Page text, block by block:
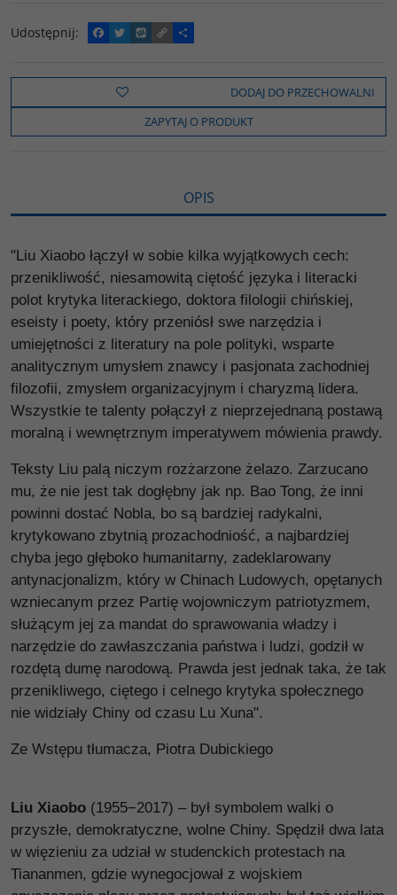
Udostępnij:
F
a
e
o
k
T
w
t
t
e
W
y
o
C
o
y
i
n
k
P
o
z
e
l
s
DODAJ DO PRZECHOWALNI
ZAPYTAJ O PRODUKT
OPIS
"Liu Xiaobo łączył w sobie kilka wyjątkowych cech:
przenikliwość, niesamowitą ciętość języka i literacki
polot krytyka literackiego, doktora filologii chińskiej,
eseisty i poety, który przeniósł swe narzędzia i
umiejętności z literatury na pole polityki, wsparte
analitycznym umysłem znawcy i pasjonata zachodniej
filozofii, zmysłem organizacyjnym i charyzmą lidera.
Wszystkie te talenty połączył z nieprzejednaną postawą
moralną i wewnętrznym imperatywem mówienia prawdy.
Teksty Liu palą niczym rozżarzone żelazo. Zarzucano
mu, że nie jest tak dogłębny jak np. Bao Tong, że inni
powinni dostać Nobla, bo są bardziej radykalni,
krytykowano zbytnią prozachodniość, a najbardziej
chyba jego głęboko humanitarny, zadeklarowany
antynacjonalizm, który w Chinach Ludowych, opętanych
wzniecanym przez Partię wojowniczym patriotyzmem,
służącym jej za mandat do sprawowania władzy i
narzędzie do zawłaszczania państwa i ludzi, godził w
rozdętą dumę narodową. Prawda jest jednak taka, że tak
przenikliwego, ciętego i celnego krytyka społecznego
nie widziały Chiny od czasu Lu Xuna".
Ze Wstępu tłumacza, Piotra Dubickiego
Liu Xiaobo (1955−2017) – był symbolem walki o
przyszłe, demokratyczne, wolne Chiny. Spędził dwa lata
w więzieniu za udział w studenckich protestach na
Tiananmen, gdzie wynegocjował z wojskiem